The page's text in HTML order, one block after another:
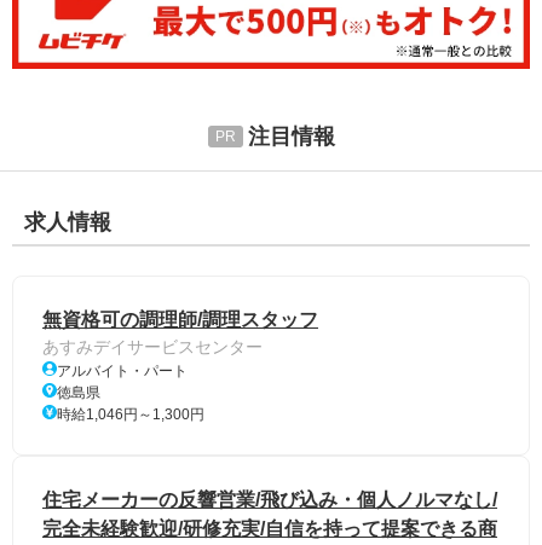
注目情報
求人情報
無資格可の調理師/調理スタッフ
あすみデイサービスセンター
アルバイト・パート
徳島県
時給1,046円～1,300円
住宅メーカーの反響営業/飛び込み・個人ノルマなし/
完全未経験歓迎/研修充実/自信を持って提案できる商